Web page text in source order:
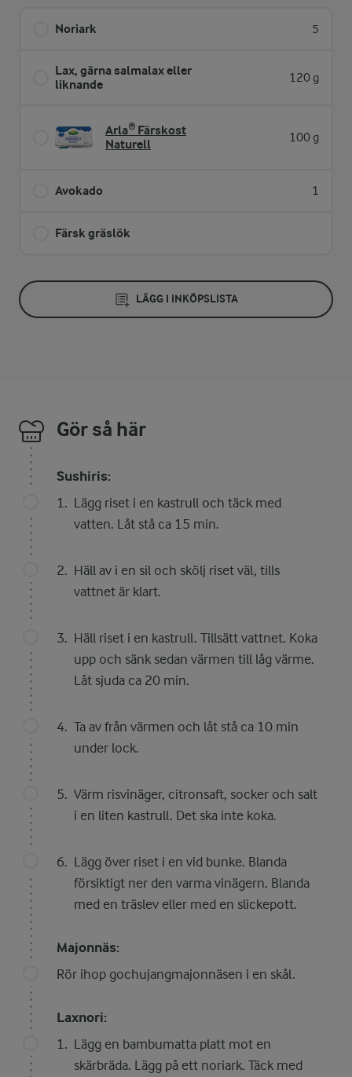
Noriark 5
Lax, gärna salmalax eller
liknande
120 g
Arla® Färskost
Naturell
100 g
Avokado 1
Färsk gräslök
LÄGG I INKÖPSLISTA
Gör så här
Sushiris:
Lägg riset i en kastrull och täck med
vatten. Låt stå ca 15 min.
Häll av i en sil och skölj riset väl, tills
vattnet är klart.
Häll riset i en kastrull. Tillsätt vattnet. Koka
upp och sänk sedan värmen till låg värme.
Låt sjuda ca 20 min.
Ta av från värmen och låt stå ca 10 min
under lock.
Värm risvinäger, citronsaft, socker och salt
i en liten kastrull. Det ska inte koka.
Lägg över riset i en vid bunke. Blanda
försiktigt ner den varma vinägern. Blanda
med en träslev eller med en slickepott.
Majonnäs:
Rör ihop gochujangmajonnäsen i en skål.
Laxnori:
Lägg en bambumatta platt mot en
skärbräda. Lägg på ett noriark. Täck med